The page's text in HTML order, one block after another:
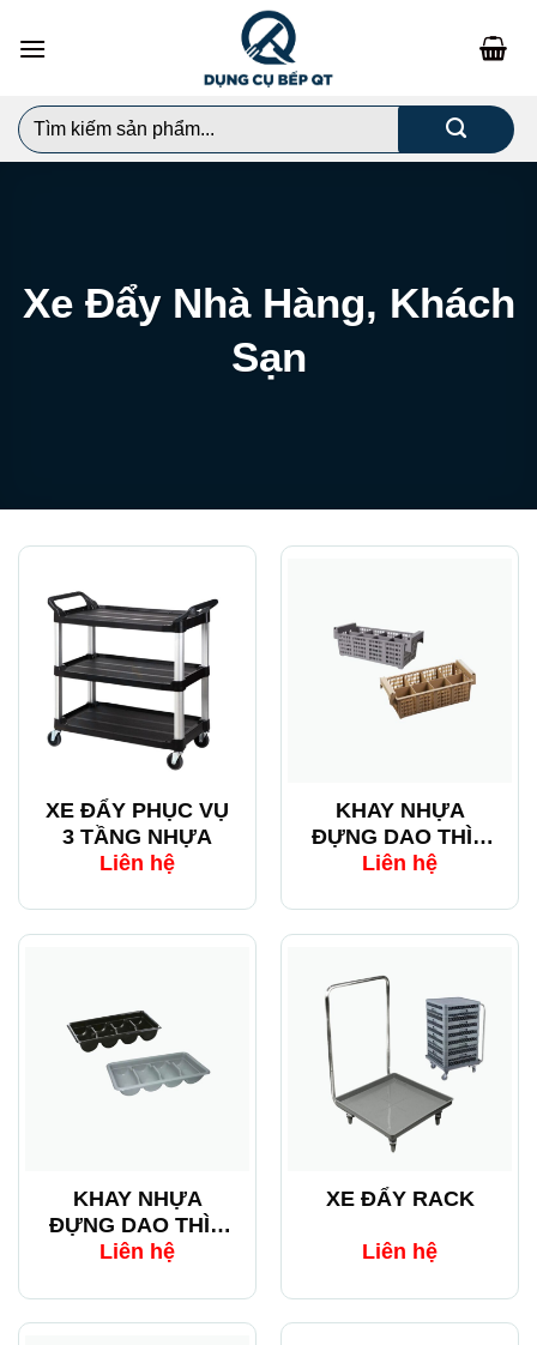
đến
dung
Search
for:
Xe Đẩy Nhà Hàng, Khách
Sạn
XE ĐẨY PHỤC VỤ
3 TẦNG NHỰA
Liên hệ
KHAY NHỰA
ĐỰNG DAO THÌA
DĨA 4 NGĂN
Liên hệ
KHAY NHỰA
ĐỰNG DAO THÌA
DĨA 4 NGĂN
Liên hệ
XE ĐẨY RACK
Liên hệ